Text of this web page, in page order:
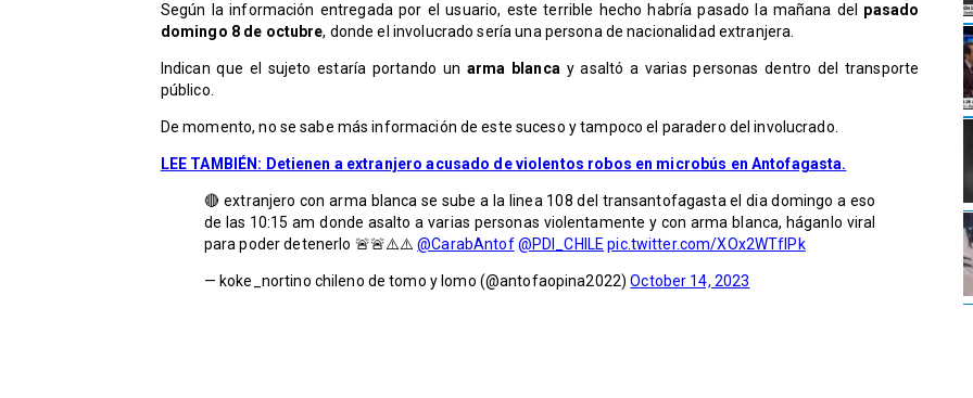
Según la información entregada por el usuario, este terrible hecho habría pasado la mañana del pasado
domingo 8 de octubre, donde el involucrado sería una persona de nacionalidad extranjera.
Indican que el sujeto estaría portando un arma blanca y asaltó a varias personas dentro del transporte
público.
De momento, no se sabe más información de este suceso y tampoco el paradero del involucrado.
LEE TAMBIÉN: Detienen a extranjero acusado de violentos robos en microbús en Antofagasta.
🔴 extranjero con arma blanca se sube a la linea 108 del transantofagasta el dia domingo a eso
de las 10:15 am donde asalto a varias personas violentamente y con arma blanca, háganlo viral
para poder detenerlo 🚨🚨⚠️⚠️@CarabAntof @PDI_CHILE pic.twitter.com/XOx2WTfIPk
— koke_nortino chileno de tomo y lomo (@antofaopina2022)October 14, 2023